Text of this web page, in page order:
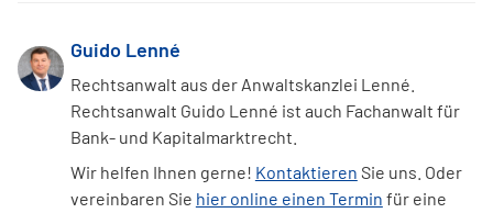
Guido Lenné
Rechtsanwalt aus der Anwaltskanzlei Lenné.
Rechtsanwalt Guido Lenné ist auch Fachanwalt für
Bank- und Kapitalmarktrecht.
Wir helfen Ihnen gerne! Kontaktieren Sie uns. Oder
vereinbaren Sie hier online einen Termin für eine